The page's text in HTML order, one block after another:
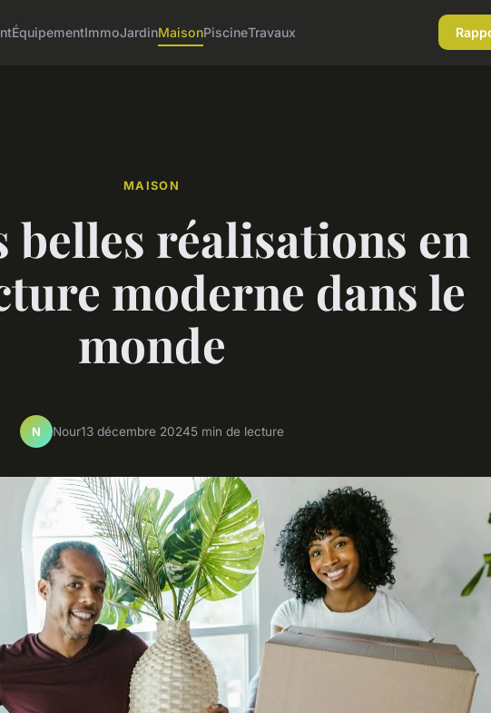
ÉquipementImmoJardinMaisonPiscineTravaux
MAISON
belles réalisations en
moderne dans le
monde
N Nour13 décembre 20245 min de lecture